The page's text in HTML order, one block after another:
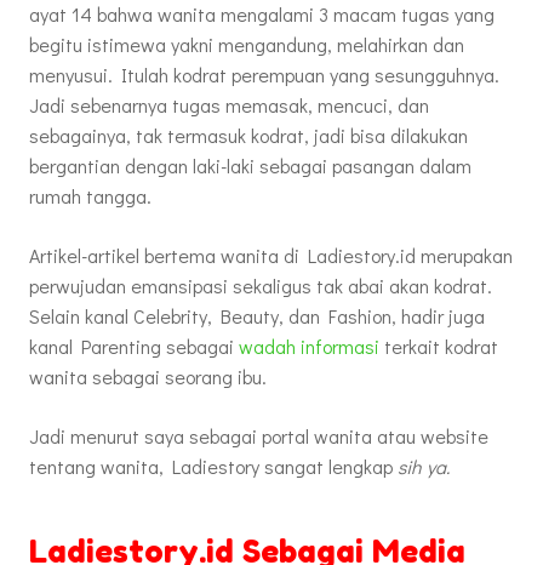
ayat 14 bahwa wanita mengalami 3 macam tugas yang
begitu istimewa yakni mengandung, melahirkan dan
menyusui. Itulah kodrat perempuan yang sesungguhnya.
Jadi sebenarnya tugas memasak, mencuci, dan
sebagainya, tak termasuk kodrat, jadi bisa dilakukan
bergantian dengan laki-laki sebagai pasangan dalam
rumah tangga.
Artikel-artikel bertema wanita di Ladiestory.id merupakan
perwujudan emansipasi sekaligus tak abai akan kodrat.
Selain kanal Celebrity, Beauty, dan Fashion, hadir juga
kanal Parenting sebagai wadah informasi terkait kodrat
wanita sebagai seorang ibu.
Jadi menurut saya sebagai portal wanita atau website
tentang wanita, Ladiestory sangat lengkap sih ya.
Ladiestory.id Sebagai Media